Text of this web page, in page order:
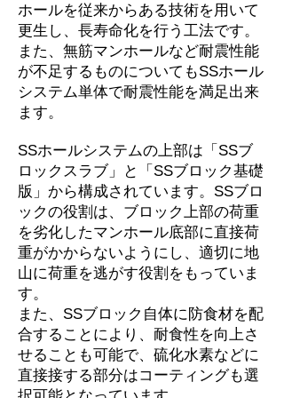
ホールを従来からある技術を用いて
更生し、長寿命化を行う工法です。
また、無筋マンホールなど耐震性能
が不足するものについてもSSホール
システム単体で耐震性能を満足出来
ます。
SSホールシステムの上部は「SSブ
ロックスラブ」と「SSブロック基礎
版」から構成されています。SSブロ
ックの役割は、ブロック上部の荷重
を劣化したマンホール底部に直接荷
重がかからないようにし、適切に地
山に荷重を逃がす役割をもっていま
す。
また、SSブロック自体に防食材を配
合することにより、耐食性を向上さ
せることも可能で、硫化水素などに
直接接する部分はコーティングも選